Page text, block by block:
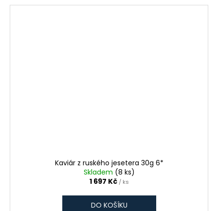
Kaviár z ruského jesetera 30g 6*
Skladem (8 ks)
1 697 Kč / ks
DO KOŠÍKU